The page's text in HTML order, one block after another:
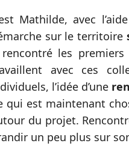
Mathilde, avec
sur le territoire
les
avec ces
l’idée d’une
qui est maintenant
du projet.
un peu plus sur